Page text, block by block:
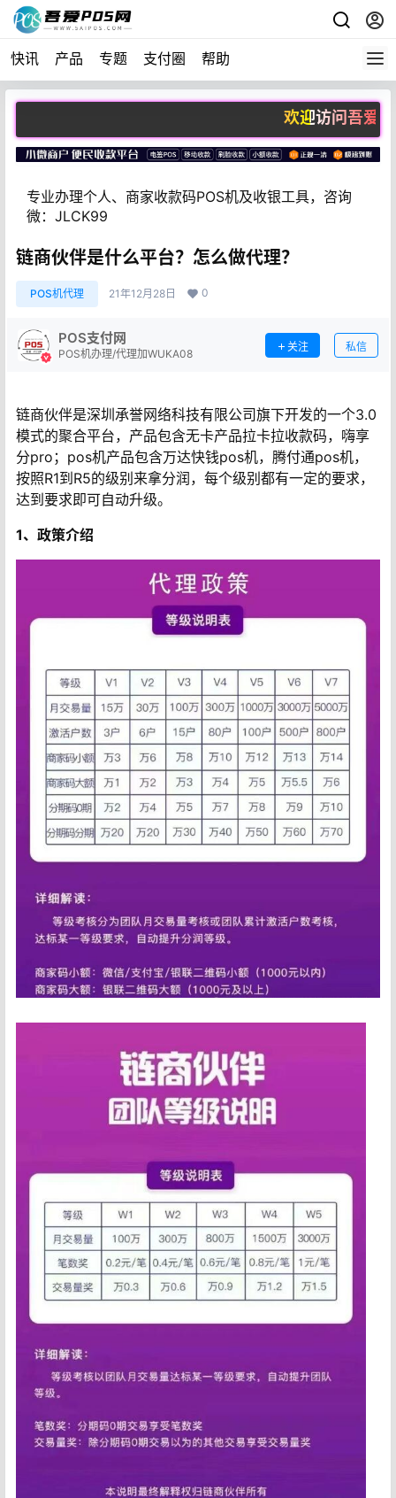
快讯 产品 专题 支付圈 帮助
欢迎访问吾爱POS
专业办理个人、商家收款码POS机及收银工具，咨询
微：JLCK99
链商伙伴是什么平台？怎么做代理？
POS机代理 21年12月28日 0
POS支付网
POS机办理/代理加WUKA08
关注 私信
链商伙伴是深圳承誉网络科技有限公司旗下开发的一个3.0
模式的聚合平台，产品包含无卡产品拉卡拉收款码，嗨享
分pro；pos机产品包含万达快钱pos机，腾付通pos机，
按照R1到R5的级别来拿分润，每个级别都有一定的要求，
达到要求即可自动升级。
1、政策介绍